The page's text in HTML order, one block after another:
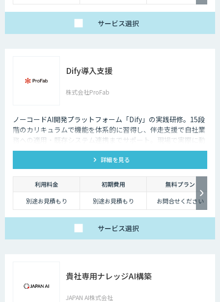
そのような場合に、チャットボットを設置しておけば、ユーザーの疑問を
解消することができるため、顧客満足度向上にもつなげていくことができ
ます。低コストで問い合わせ対応の環境を整えられるという点は大きなメ
ユーザーから似たような問い合わせが頻繁に寄せられることは決して珍し
くありません。その質問に毎回担当者が回答していくのは、決して効率的
とはいえないでしょう。その点、チャットボットであれば問い合わせ対応
を自動化できるため、従業員は他の業務へ力を注ぐことが可能になりま
・気軽に問い合わせできる
問い合わせの窓口が電話やメールのみの場合、問い合わせというアクショ
その点、チャットボットであれば普段の友人とのチャットと同じ感覚で質
問することができます。また、「相手がロボット」という認識があるた
チャットボットは多種多様な業界で導入されており、様々なメリットをも
たらす存在です。近年は人手不足が深刻化しているため、多くの企業にと
ってチャットボットを活用して業務効率化するべく導入が進んでおりま
す。
サービス選択
Dify導入支援
株式会社ProFab
ノーコードAI開発プラットフォーム「Dify」の実践研修。15段
階のカリキュラムで機能を体系的に習得し、伴走支援で自社業
務への適用・既存システム連携までサポート。現場で実際に動
くAIツールを自分たちで作れる状態を目指します。
詳細を見る
利用料金 初期費用
無料プラン
別途お見積もり
別途お見積もり お問合せください
サービス選択
貴社専用ナレッジAI構築
JAPAN AI株式会社